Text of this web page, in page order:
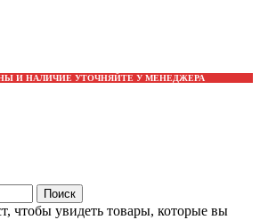
И НАЛИЧИЕ УТОЧНЯЙТЕ У МЕНЕДЖЕРА
Поиск
чтобы увидеть товары, которые вы